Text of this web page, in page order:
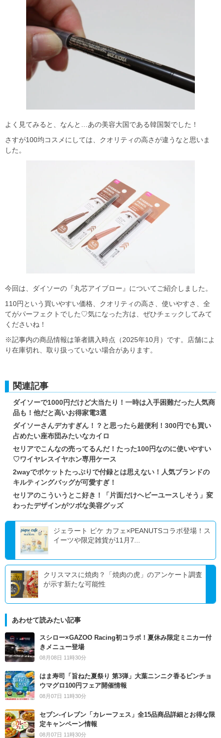
よく見てみると、なんと…あの美容大国である韓国製でした！
さすが100均コスメにしては、クオリティの高さが違うなと思いま
した。
今回は、ダイソーの『丸芯アイブロー』についてご紹介しました。
110円という買いやすい価格、クオリティの高さ、使いやすさ、全
てがパーフェクトでした♡気になった方は、ぜひチェックしてみて
くださいね！
※記事内の商品情報は筆者購入時点（2025年10月）です。店舗によ
り在庫切れ、取り扱っていない場合があります。
関連記事
ダイソーで1000円だけど大当たり！一時は入手困難だった人気商
品も！他だと高いお得家電3選
ダイソーさんデカすぎん！？と思ったら超便利！300円でも買い
占めたい座布団みたいなカイロ
セリアでこんなの売ってるんだ！たった100円なのに使いやすい
♡ワイヤレスイヤホン専用ケース
2wayでポケットたっぷりで付録とは思えない！人気ブランドの
キルティングバッグが可愛すぎ！
セリアのこういうとこ好き！「片面だけヘビーユースしそう」変
わったデザインがツボな美容グッズ
ジェラート ピケ カフェ×PEANUTSコラボ登場！ス
イーツや限定雑貨が11月7...
クリスマスに焼肉？「焼肉の虎」のアンケート調査
が示す新たな可能性
あわせて読みたい記事
スシロー×GAZOO Racing初コラボ！夏休み限定ミニカー付
きメニュー登場
08月08日 11時30分
はま寿司「旨ねた夏祭り 第3弾」大葉ニンニク香るビンチョ
ウマグロ100円フェア開催情報
08月07日 11時30分
セブン‐イレブン「カレーフェス」全15品商品詳細とお得な限
定キャンペーン情報
08月07日 11時30分